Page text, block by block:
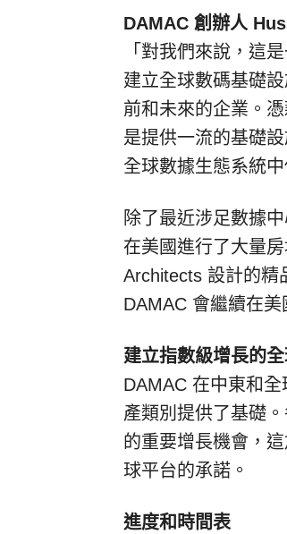
DAMAC 創辦人
「對我們來說，這
建立全球數碼基礎
前和未來的企業。
是提供一流的基礎
全球數據生態系統中
除了最近涉足數據
在美國進行了大量
Architects 設計的精
DAMAC 會繼續在美
建立指數級增長的
DAMAC 在中東和
產類別提供了基礎
的重要增長機會，
球平台的承諾。
進度和時間表